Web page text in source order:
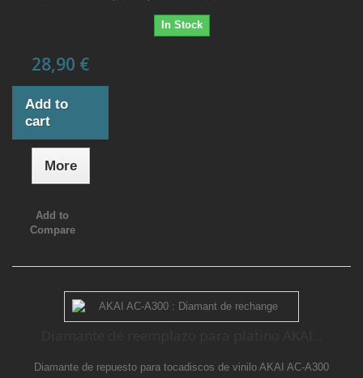
In Stock
28,90 €
Add to
cart
More
Add to
Compare
Diamante de repuesto para tocadiscos de vinilo AKAI AC-A300